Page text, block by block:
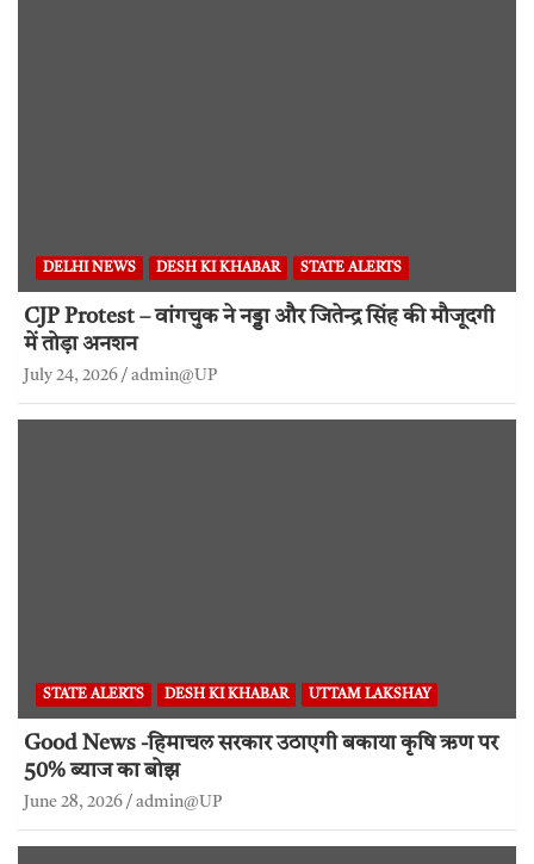
DELHI NEWS DESH KI KHABAR STATE ALERTS
CJP Protest – वांगचुक ने नड्डा और जितेन्द्र सिंह की मौजूदगी
में तोड़ा अनशन
July 24, 2026 admin@UP
STATE ALERTS DESH KI KHABAR UTTAM LAKSHAY
Good News -हिमाचल सरकार उठाएगी बकाया कृषि ऋण पर
50% ब्याज का बोझ
June 28, 2026 admin@UP